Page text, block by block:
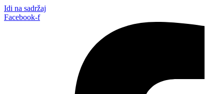
Idi na sadržaj
Facebook-f